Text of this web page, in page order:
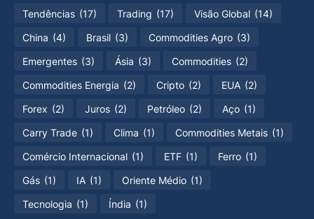
Tendências (17) Trading (17) Visão Global (14)
China (4) Brasil (3) Commodities Agro (3)
Emergentes (3) Ásia (3) Commodities (2)
Commodities Energia (2) Cripto (2) EUA (2)
Forex (2) Juros (2) Petróleo (2) Aço (1)
Carry Trade (1) Clima (1) Commodities Metais (1)
Comércio Internacional (1) ETF (1) Ferro (1)
Gás (1) IA (1) Oriente Médio (1)
Tecnologia (1) Índia (1)